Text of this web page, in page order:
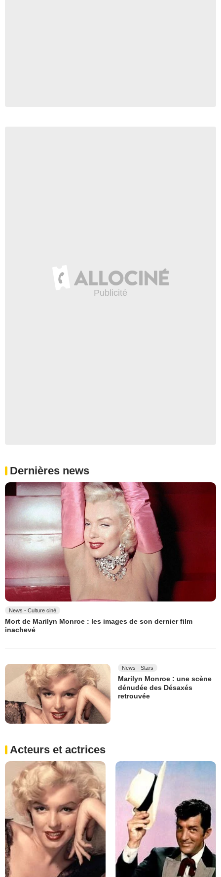
Dernières news
News - Culture ciné
Mort de Marilyn Monroe : les images de son dernier film
inachevé
News - Stars
Marilyn Monroe : une scène
dénudée des Désaxés
retrouvée
Acteurs et actrices